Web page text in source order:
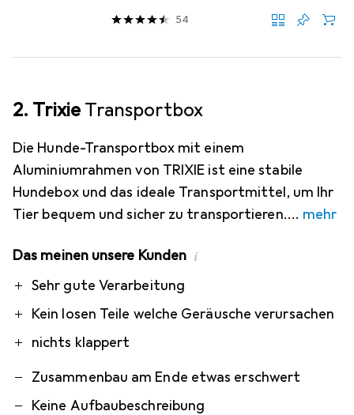
54
2. Trixie Transportbox
Die Hunde-Transportbox mit einem
Aluminiumrahmen von TRIXIE ist eine stabile
Hundebox und das ideale Transportmittel, um Ihr
Tier bequem und sicher zu transportieren.
mehr
Das meinen unsere Kunden i
ProSehr gute Verarbeitung
Kein losen Teile welche Geräusche verursachen
nichts klappert
Contra
Zusammenbau am Ende etwas erschwert
Keine Aufbaubeschreibung